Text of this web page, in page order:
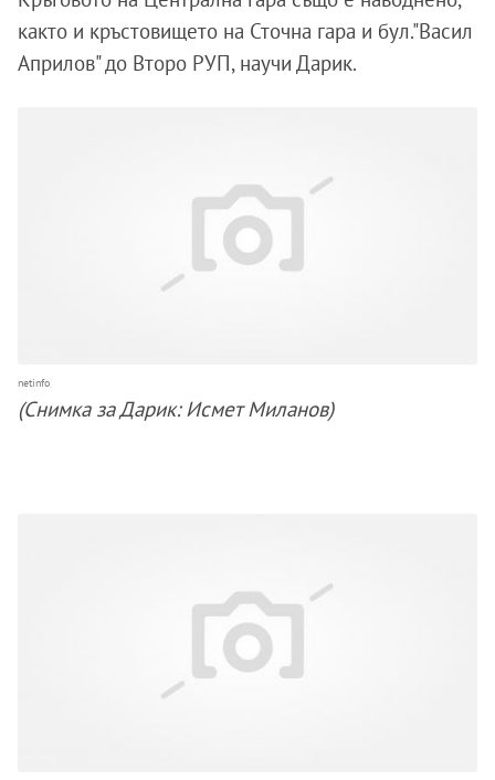
както и кръстовището на Сточна гара и бул."Васил
Априлов" до Второ РУП, научи Дарик.
netinfo
(Снимка за Дарик: Исмет Миланов)